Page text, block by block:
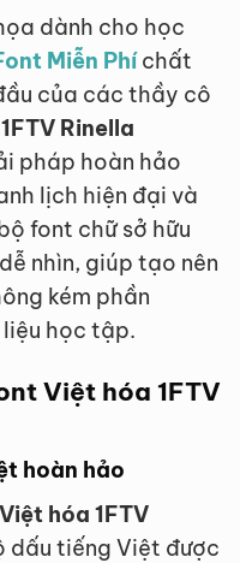
dành cho học
Miễn Phíchất
của các thầy cô
Rinella
pháp hoàn hảo
lịch hiện đại và
font chữ sở hữu
nhìn, giúp tạo nên
kém phần
học tập.
Việt hóa 1FTV
hoàn hảo
hóa 1FTV
dấu tiếng Việt được